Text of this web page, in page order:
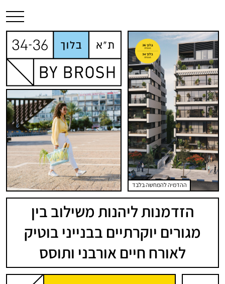
ההדמיה להמחשה בלבד
הזדמנות ליהנות משילוב בין
מגורים יוקרתיים בבנייני בוטיק
לאורח חיים אורבני ותוסס